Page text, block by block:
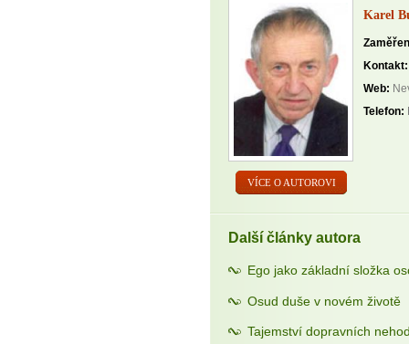
VÍCE O AUTOROVI
Karel
Kontakt:
Web:
Telefon:
Další články autora
Ego jako základní složka
Osud duše v novém životě
Tajemství dopravních